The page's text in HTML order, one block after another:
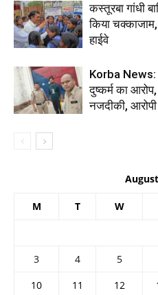
कस्तूरबा गांधी
किया
हाईवे
Korba News:
दुष्कर्म का
नजदीकी, आरोपी
M T W
3
4 5
10
11 12